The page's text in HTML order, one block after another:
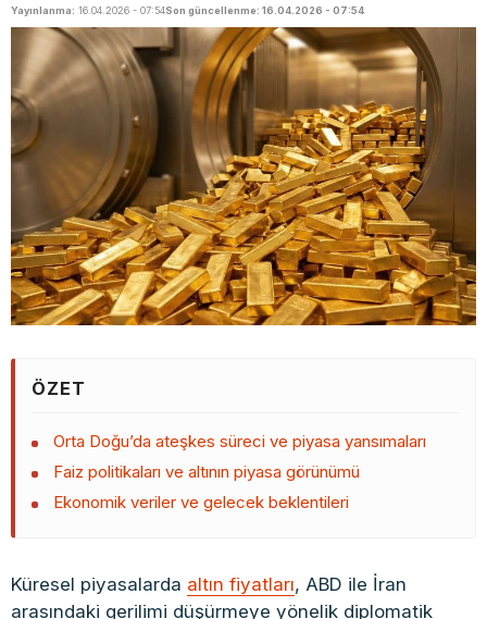
Yayınlanma: 16.04.2026 - 07:54Son güncellenme: 16.04.2026 - 07:54
ÖZET
Orta Doğu’da ateşkes süreci ve piyasa yansımaları
Faiz politikaları ve altının piyasa görünümü
Ekonomik veriler ve gelecek beklentileri
Küresel piyasalarda altın fiyatları, ABD ile İran
arasındaki gerilimi düşürmeye yönelik diplomatik